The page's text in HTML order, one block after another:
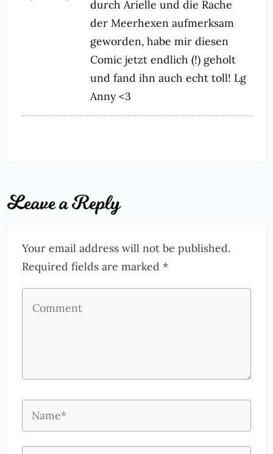
durch Arielle und die Rache
der Meerhexen aufmerksam
geworden, habe mir diesen
Comic jetzt endlich (!) geholt
und fand ihn auch echt toll! Lg
Anny <3
Leave a Reply
Your email address will not be published.
Required fields are marked *